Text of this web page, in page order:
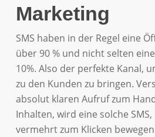
Marketing
SMS haben in der Regel eine
über 90 % und nicht selten
10%. Also der perfekte Kanal,
zu den Kunden zu bringen.
absolut klaren Aufruf zum
Inhalten, wird eine solche
vermehrt zum Klicken